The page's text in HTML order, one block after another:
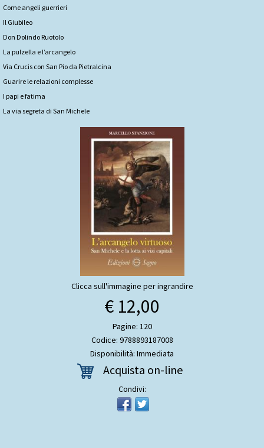
Come angeli guerrieri
Il Giubileo
Don Dolindo Ruotolo
La pulzella e l’arcangelo
Via Crucis con San Pio da Pietralcina
Guarire le relazioni complesse
I papi e fatima
La via segreta di San Michele
Clicca sull'immagine per ingrandire
€ 12,00
Pagine: 120
Codice: 9788893187008
Disponibilità: Immediata
Acquista on-line
Condivi: